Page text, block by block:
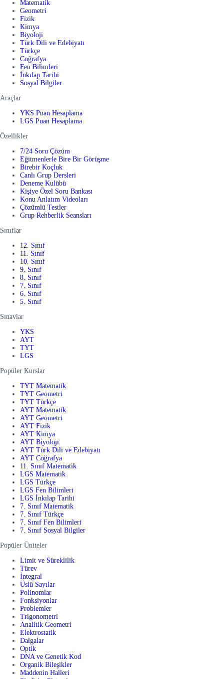
Matematik
Geometri
Fizik
Kimya
Biyoloji
Türk Dili ve Edebiyatı
Türkçe
Coğrafya
Fen Bilimleri
İnkılap Tarihi
Sosyal Bilgiler
Araçlar
YKS Puan Hesaplama
LGS Puan Hesaplama
Özellikler
7/24 Soru Çözüm
Eğitmenlerle Bire Bir Görüşme
Birebir Koçluk
Canlı Grup Dersleri
Deneme Kulübü
Kişiye Özel Soru Bankası
Konu Anlatım Videoları
Çözümlü Testler
Grup Rehberlik Seansları
Sınıflar
12. Sınıf
11. Sınıf
10. Sınıf
9. Sınıf
8. Sınıf
7. Sınıf
6. Sınıf
5. Sınıf
Sınavlar
YKS
AYT
TYT
LGS
Popüler Kurslar
TYT Matematik
TYT Geometri
TYT Türkçe
AYT Matematik
AYT Geometri
AYT Fizik
AYT Kimya
AYT Biyoloji
AYT Türk Dili ve Edebiyatı
AYT Coğrafya
11. Sınıf Matematik
LGS Matematik
LGS Türkçe
LGS Fen Bilimleri
LGS İnkılap Tarihi
7. Sınıf Matematik
7. Sınıf Türkçe
7. Sınıf Fen Bilimleri
7. Sınıf Sosyal Bilgiler
Popüler Üniteler
Limit ve Süreklilik
Türev
İntegral
Üslü Sayılar
Polinomlar
Fonksiyonlar
Problemler
Trigonometri
Analitik Geometri
Elektrostatik
Dalgalar
Optik
DNA ve Genetik Kod
Organik Bileşikler
Maddenin Halleri